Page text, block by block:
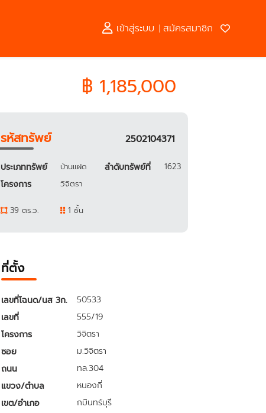
เข้าสู่ระบบ | สมัครสมาชิก
฿ 1,185,000
รหัสทรัพย์ 2502104371
ประเภททรัพย์ บ้านแฝด ลำดับทรัพย์ที่ 1623
โครงการ วิจิตรา
39 ตร.ว. 1 ชั้น
ที่ตั้ง
เลขที่โฉนด/นส 3ก.
50533
เลขที่
555/19
โครงการ
วิจิตรา
ซอย
ม.วิจิตรา
ถนน
ทล.304
แขวง/ตำบล
หนองกี่
เขต/อำเภอ
กบินทร์บุรี